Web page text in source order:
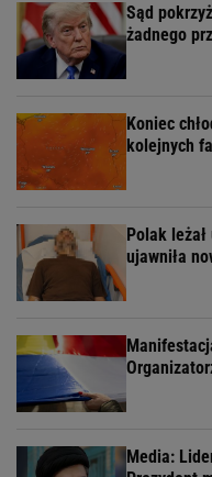
Sąd
żadnego
Koniec
kolejnych
Polak
ujawniła
Media: